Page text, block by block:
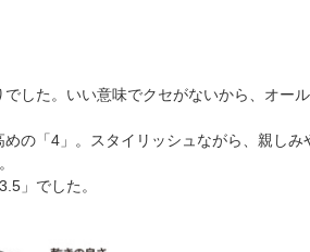
した。いい意味でクセがないから、オー
の「4」。スタイリッシュながら、親しみ
」でした。